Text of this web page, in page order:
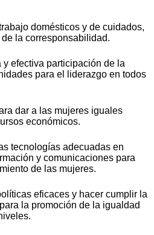
domésticos y de cuidados,
la corresponsabilidad.
y efectiva participación de la
para el liderazgo en todos
dar a las mujeres iguales
económicos.
tecnologías adecuadas en
y comunicaciones para
de las mujeres.
eficaces y hacer cumplir la
la promoción de la igualdad